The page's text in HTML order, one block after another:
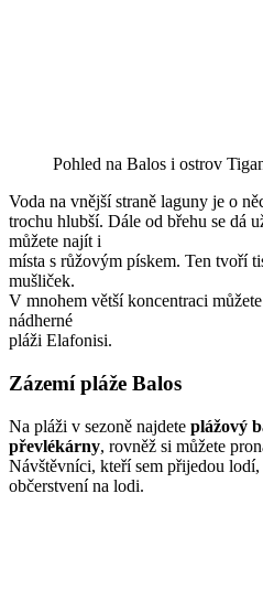
Pohled na Balos i ostrov
Voda na vnější straně laguny je o
trochu hlubší. Dále od břehu se dá
můžete najít i
místa s růžovým pískem. Ten tvoří
mušliček.
V mnohem větší koncentraci
nádherné
pláži Elafonisi.
Zázemí pláže Balos
Na pláži v sezoně najdete plážový
převlékárny, rovněž si můžete
Návštěvníci, kteří sem přijedou
občerstvení na lodi.